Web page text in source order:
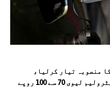
منصوبہ تیار کرلیا،
پیٹرولیم مصنوعات اور گیس پر پیٹرولیم لیوی 70 سے 100 روپے